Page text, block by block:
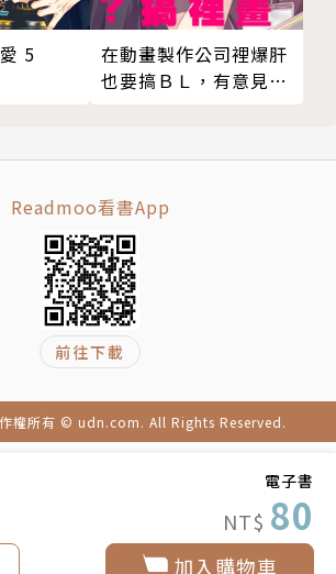
電子書
NT$ 80
加入購物車
5
在動畫製作公司裡爆肝
也要搞ＢＬ，有意見？
Readmoo看書App
前往下載
權所有 © udn.com. All Rights Reserved.